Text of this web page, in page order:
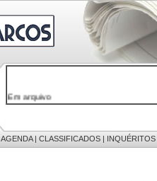
Em arquivo
32646 notícias
9886 mensagens
201 registos
AGENDA| CLASSIFICADOS | INQUÉRITOS